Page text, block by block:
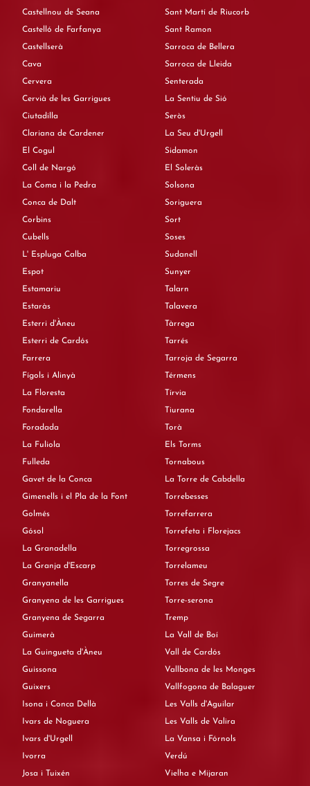
Castellnou de Seana
Castelló de Farfanya
Castellserà
Cava
Cervera
Cervià de les Garrigues
Ciutadilla
Clariana de Cardener
El Cogul
Coll de Nargó
La Coma i la Pedra
Conca de Dalt
Corbins
Cubells
L' Espluga Calba
Espot
Estamariu
Estaràs
Esterri d'Àneu
Esterri de Cardós
Farrera
Fígols i Alinyà
La Floresta
Fondarella
Foradada
La Fuliola
Fulleda
Gavet de la Conca
Gimenells i el Pla de la Font
Golmés
Gósol
La Granadella
La Granja d'Escarp
Granyanella
Granyena de les Garrigues
Granyena de Segarra
Guimerà
La Guingueta d'Àneu
Guissona
Guixers
Isona i Conca Dellà
Ivars de Noguera
Ivars d'Urgell
Ivorra
Josa i Tuixén
Sant Martí de Riucorb
Sant Ramon
Sarroca de Bellera
Sarroca de Lleida
Senterada
La Sentiu de Sió
Seròs
La Seu d'Urgell
Sidamon
El Soleràs
Solsona
Soriguera
Sort
Soses
Sudanell
Sunyer
Talarn
Talavera
Tàrrega
Tarrés
Tarroja de Segarra
Térmens
Tírvia
Tiurana
Torà
Els Torms
Tornabous
La Torre de Cabdella
Torrebesses
Torrefarrera
Torrefeta i Florejacs
Torregrossa
Torrelameu
Torres de Segre
Torre-serona
Tremp
La Vall de Boí
Vall de Cardós
Vallbona de les Monges
Vallfogona de Balaguer
Les Valls d'Aguilar
Les Valls de Valira
La Vansa i Fórnols
Verdú
Vielha e Mijaran